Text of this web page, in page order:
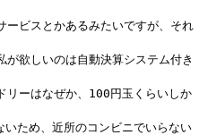
ービスとかあるみたいですが、それ
欲しいのは自動決算システム付き
リーはなぜか、100円玉くらいしか
ため、近所のコンビニでいらない